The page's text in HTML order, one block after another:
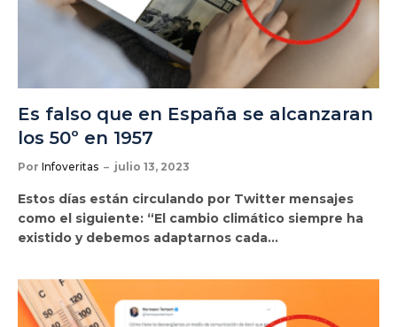
Es falso que en España se alcanzaran
los 50º en 1957
Por Infoveritas julio 13, 2023
Estos días están circulando por Twitter mensajes
como el siguiente: “El cambio climático siempre ha
existido y debemos adaptarnos cada…